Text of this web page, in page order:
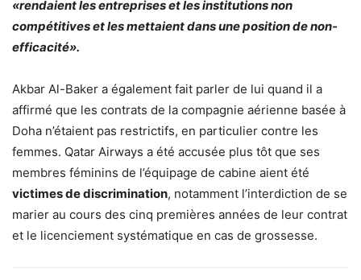
«rendaient les entreprises et les institutions non
compétitives et les mettaient dans une position de non-
efficacité».
Akbar Al-Baker a également fait parler de lui quand il a
affirmé que les contrats de la compagnie aérienne basée à
Doha n’étaient pas restrictifs, en particulier contre les
femmes. Qatar Airways a été accusée plus tôt que ses
membres féminins de l’équipage de cabine aient été
victimes de discrimination, notamment l’interdiction de se
marier au cours des cinq premières années de leur contrat
et le licenciement systématique en cas de grossesse.